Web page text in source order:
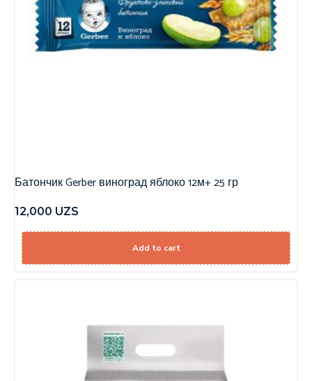
Батончик Gerber виноград яблоко 12м+ 25 гр
12,000 UZS
Add to cart